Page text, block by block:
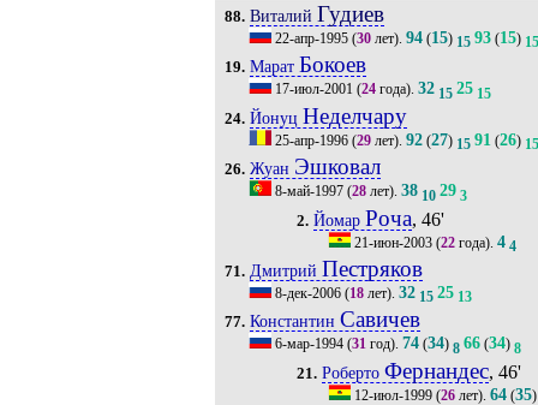
88. Виталий Гудиев
22-апр-1995(30лет). 94(15) 15 93(15) 15
19. Марат Бокоев
17-июл-2001 (24года). 32 15 25 15
24. Йонуц Неделчару
25-апр-1996(29лет). 92(27) 15 91 (26) 15
26. Жуан Эшковал
8-май-1997(28лет). 38 10 29 3
2. Йомар Роча, 46'
21-июн-2003 (22 года).4 4
71. Дмитрий Пестряков
8-дек-2006(18лет). 32 15 25 13
77. Константин Савичев
6-мар-1994(31год). 74(34) 8 66(34) 8
21. Роберто Фернандес, 46'
12-июл-1999 (26 лет).64 (35)